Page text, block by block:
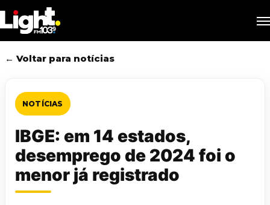
to
main
content
← Voltar para notícias
NOTÍCIAS
IBGE: em 14 estados,
desemprego de 2024 foi o
menor já registrado